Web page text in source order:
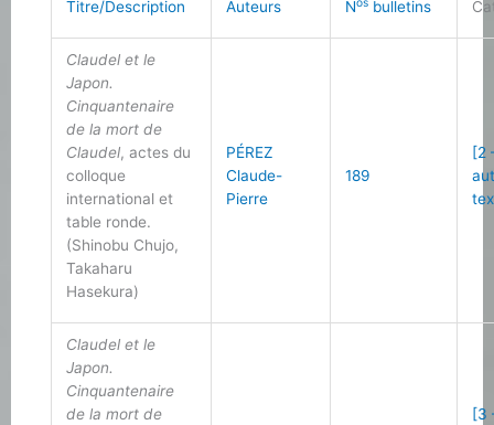
Titre/Description Auteurs N bulletins
Claudel et le
Japon.
Cinquantenaire
de la mort de
Claudel, actes du
colloque
international et
table ronde.
(Shinobu Chujo,
Takaharu
Hasekura)
PÉREZ
Claude-
Pierre
189
[2
Claudel et le
Japon.
Cinquantenaire
de la mort de
[3